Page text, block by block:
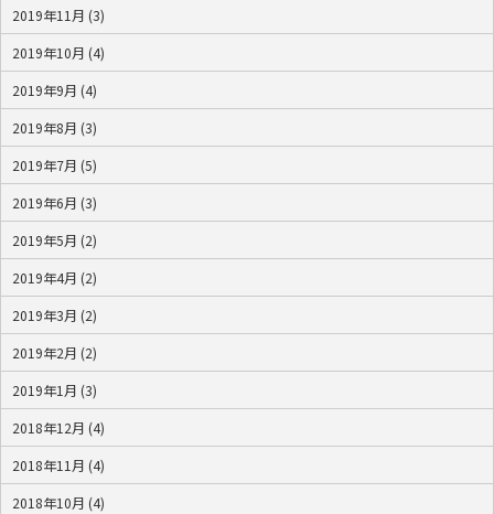
2019年11月 (3)
2019年10月 (4)
2019年9月 (4)
2019年8月 (3)
2019年7月 (5)
2019年6月 (3)
2019年5月 (2)
2019年4月 (2)
2019年3月 (2)
2019年2月 (2)
2019年1月 (3)
2018年12月 (4)
2018年11月 (4)
2018年10月 (4)